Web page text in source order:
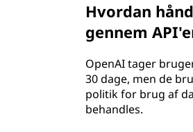
Hvordan
gennem
OpenAI tager
30 dage, men de
politik for brug af
behandles.